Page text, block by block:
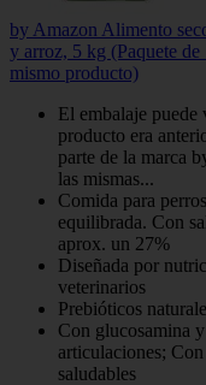
by Amazon Alimento
y arroz, 5 kg (Paquete
mismo producto)
El embalaje puede
producto era
parte de la marca
las mismas...
Comida para
equilibrada. Con
aprox. un 27%
Diseñada por
veterinarios
Prebióticos
Con glucosamina
articulaciones;
saludables